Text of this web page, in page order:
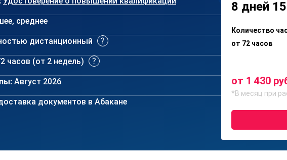
среднее
дистанционный
часов (от 2 недель)
Август 2026
документов в Абакане
8 дней
Количество
от 72 часов
от 1 430
*В месяц при